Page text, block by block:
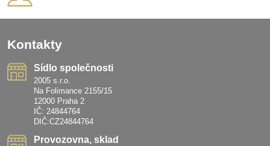
Kontakty
Sídlo společnosti
2005 s.r.o.
Na Folimance 2155/15
12000 Praha 2
IČ: 24844764
DIČ:CZ24844764
Provozovna, sklad